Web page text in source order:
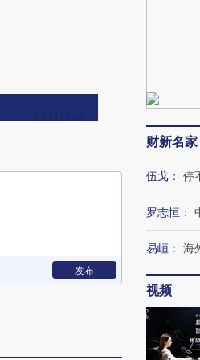
发布
财新名家
伍戈 ： 停
罗志恒 ：
易峘 ： 海
视频